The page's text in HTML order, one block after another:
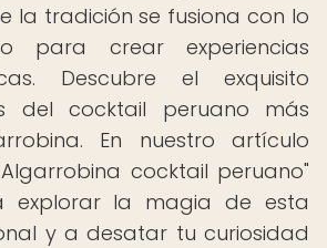
la tradición se fusiona con lo
para crear experiencias
Descubre el exquisito
del cocktail peruano más
En nuestro artículo
cocktail peruano"
explorar la magia de esta
y a desatar tu curiosidad